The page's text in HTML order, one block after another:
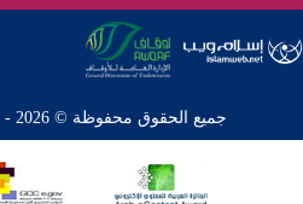
جميع الحقوق محفوظة © 2026 - 1998 لشبكة إسلام ويب